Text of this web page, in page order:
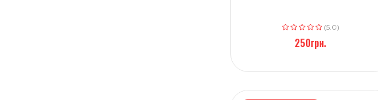
(5.0)
250грн.